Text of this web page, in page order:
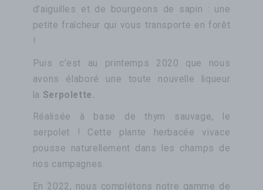
d’aiguilles et de bourgeons de sapin : une
petite fraîcheur qui vous transporte en forêt
!
Puis c’est au printemps 2020 que nous
avons élaboré une toute nouvelle liqueur
la Serpolette.
Réalisée à base de thym sauvage, le
serpolet ! Cette plante herbacée vivace
pousse naturellement dans les champs de
nos campagnes.
En 2022, nous complétons notre gamme de